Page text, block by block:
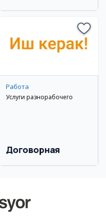
Работа
Услуги разнорабочего
Договорная